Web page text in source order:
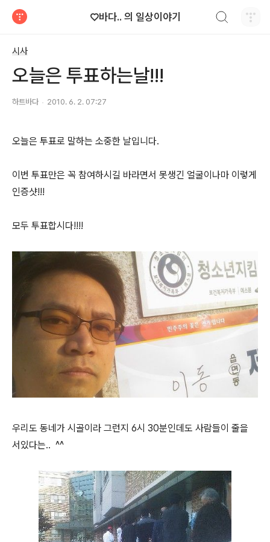
♡바다.. 의 일상이야기
시사
오늘은 투표하는날!!!
하트바다 2010. 6. 2. 07:27
오늘은 투표로 말하는 소중한 날입니다.
이번 투표만은 꼭 참여하시길 바라면서 못생긴 얼굴이나마 이렇게
인증샷!!!
모두 투표합시다!!!!
우리도 동네가 시골이라 그런지 6시 30분인데도 사람들이 줄을
서있다는.. ^^